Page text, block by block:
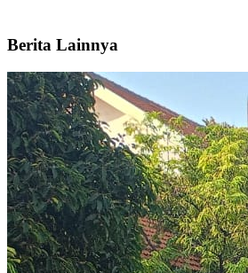
Berita Lainnya